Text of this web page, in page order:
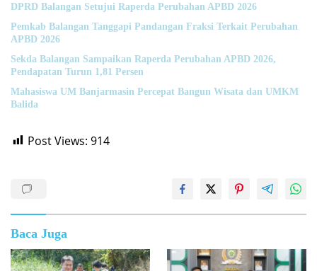
DPRD Balangan Setujui Raperda Perubahan APBD 2026
Pemkab Balangan Tanggapi Pandangan Fraksi Terkait Perubahan
APBD 2026
Sekda Balangan Sampaikan Raperda Perubahan APBD 2026,
Pendapatan Turun 1,81 Persen
Mahasiswa UM Banjarmasin Percepat Bangun Wisata dan UMKM
Balida
Post Views: 914
Baca Juga